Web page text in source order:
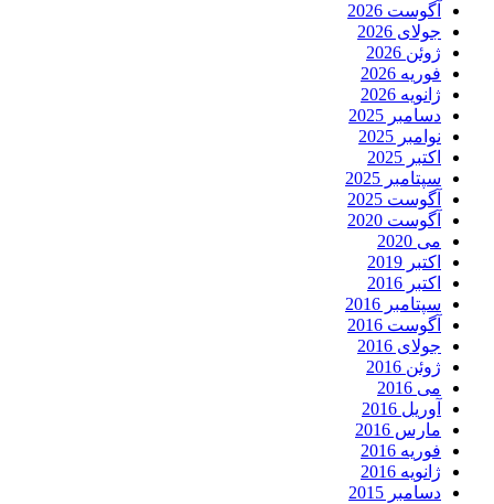
آگوست 2026
جولای 2026
ژوئن 2026
فوریه 2026
ژانویه 2026
دسامبر 2025
نوامبر 2025
اکتبر 2025
سپتامبر 2025
آگوست 2025
آگوست 2020
می 2020
اکتبر 2019
اکتبر 2016
سپتامبر 2016
آگوست 2016
جولای 2016
ژوئن 2016
می 2016
آوریل 2016
مارس 2016
فوریه 2016
ژانویه 2016
دسامبر 2015